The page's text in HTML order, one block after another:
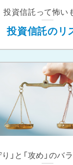
投資信託って怖い
投資信託のリ
り」と「攻め」のバ